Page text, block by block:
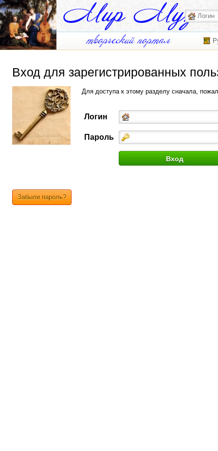
Вход для зарегистрированных
Для доступа к этому разделу сначала,
Логин
Пароль
Забыли пароль?